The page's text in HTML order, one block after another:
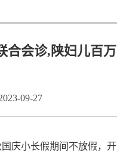
合会诊,陕妇儿百
09-27
庆小长假期间不放假，